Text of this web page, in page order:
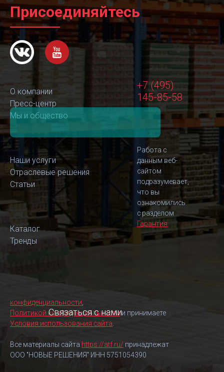
Присоединяйтесь
О компании
Пресс-центр
Мы и общество
Наши услуги
Отраслевые решения
Статьи
Каталог
Тренды
+7 (495)
145-85-58
Связаться с нами
Работа с
данным веб-
сайтом
подразумевает,
что вы
ознакомились
с разделом
Гарантия
конфиденциальности
Политикой конфиденциальностии принимаете
Условия использования сайта
Все материалы сайта https://atf.ru/ принадлежат
ООО "НОВЫЕ РЕШЕНИЯ" ИНН 5751054390